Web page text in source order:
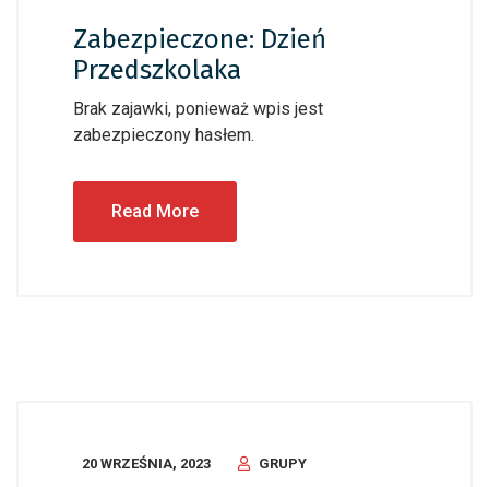
Zabezpieczone: Dzień
Przedszkolaka
Brak zajawki, ponieważ wpis jest
zabezpieczony hasłem.
Read More
20 WRZEŚNIA, 2023
GRUPY